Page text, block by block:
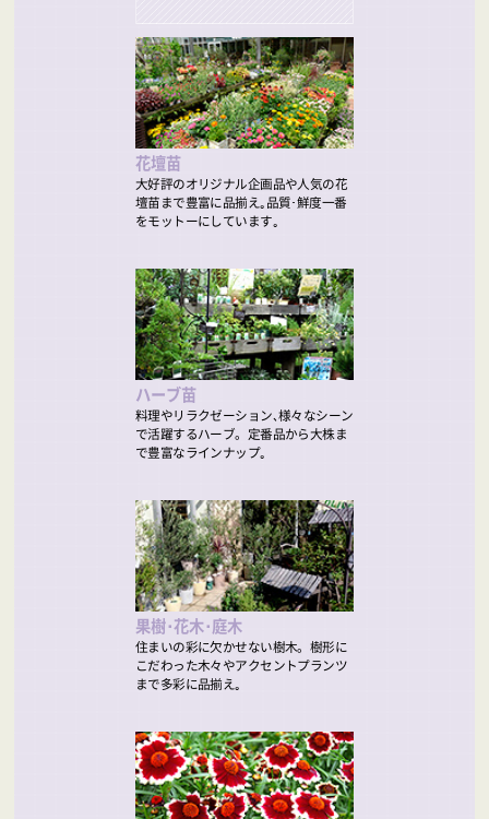
花壇苗
大好評のオリジナル企画品や人気の花
壇苗まで豊富に品揃え｡品質･鮮度一番
をモットーにしています｡
ハーブ苗
料理やリラクゼーション､様々なシーン
で活躍するハーブ。定番品から大株ま
で豊富なラインナップ｡
果樹･花木･庭木
住まいの彩に欠かせない樹木。樹形に
こだわった木々やアクセントプランツ
まで多彩に品揃え｡